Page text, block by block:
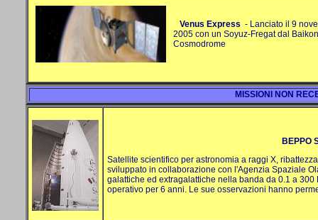
Venus Express - Lanciato il 9
2005 con un Soyuz-Fregat dal
Cosmodrome
MISSIONI NON
BEPPO
Satellite scientifico per astronomia a raggi X,
sviluppato in collaborazione con l'Agenzia Spaziale
galattiche ed extragalattiche nella banda da 0.1 a
operativo per 6 anni. Le sue osservazioni hanno